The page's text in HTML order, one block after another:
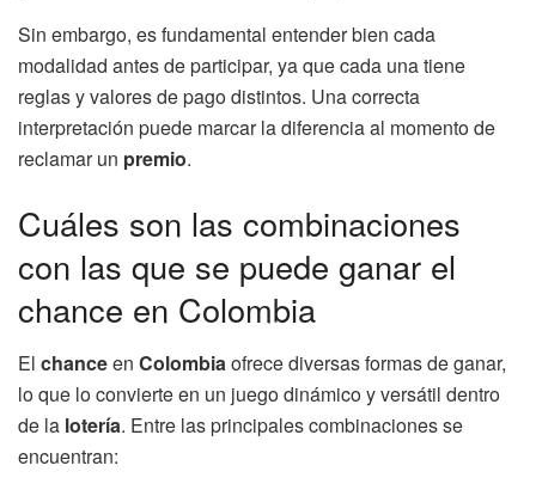
Sin embargo, es fundamental entender bien cada
modalidad antes de participar, ya que cada una tiene
reglas y valores de pago distintos. Una correcta
interpretación puede marcar la diferencia al momento de
reclamar un premio.
Cuáles son las combinaciones
con las que se puede ganar el
chance en Colombia
El chanceen Colombia ofrece diversas formas de ganar,
lo que lo convierte en un juego dinámico y versátil dentro
de la lotería. Entre las principales combinaciones se
encuentran: